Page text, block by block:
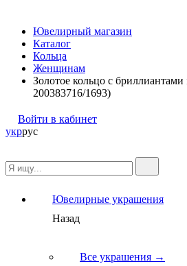
Ювелирный магазин
Каталог
Кольца
Женщинам
Золотое кольцо с
200383716/1693)
Войти в кабинет
укррус
Ювелирные украшения
Назад
Все украшения →